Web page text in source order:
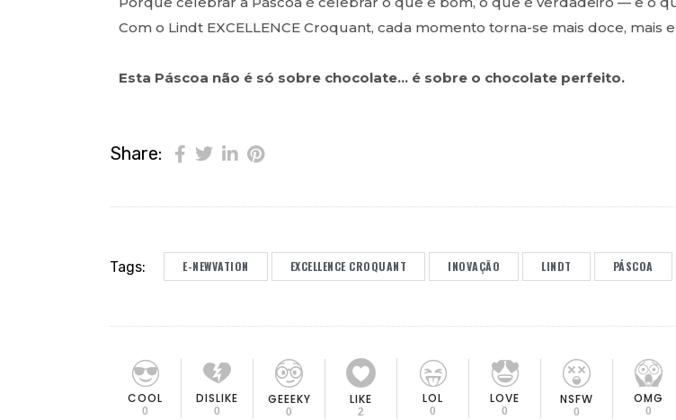
Com o Lindt EXCELLENCE Croquant, cada momento torna-se mais doce, mais
Esta Páscoa não é só sobre chocolate… é sobre o chocolate perfeito.
Share:
Tags: E-NEWVATION EXCELLENCE CROQUANT INOVAÇÃO LINDT PÁSCOA
COOL
0
DISLIKE
0
GEEEKY
0
LIKE
2
LOL
0
LOVE
0
NSFW
0
OMG
0